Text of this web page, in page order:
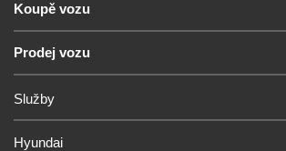
Koupě vozu
Prodej vozu
Služby
Hyundai